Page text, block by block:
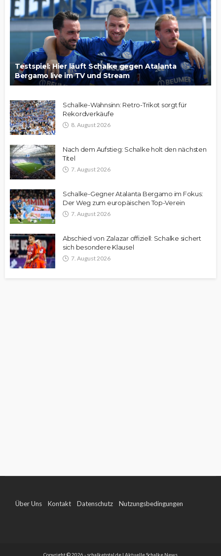
Testspiel: Hier läuft Schalke gegen Atalanta
Bergamo live im TV und Stream
Schalke-Wahnsinn: Retro-Trikot sorgt für
Rekordverkäufe
8. August 2026
Nach dem Aufstieg: Schalke holt den nächsten
Titel
7. August 2026
Schalke-Gegner Atalanta Bergamo im Fokus:
Der Weg zum europäischen Top-Verein
7. August 2026
Abschied von Zalazar offiziell: Schalke sichert
sich besondere Klausel
7. August 2026
Über Uns Kontakt Datenschutz Nutzungsbedingungen
Copyright © 2026 - schalketotal.de | Aktuelle Schalke News